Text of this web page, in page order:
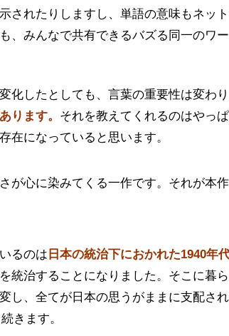
されたりしますし、単語の意味もネッ
、みんなで共有できるバズる同一のワ
化したとしても、言葉の重要性は変わり
ります。 それを教えてくれるのはやっ
在になっていると思います。
が心に染みてくる一作です。それが本作
るのは 日本の統治下におかれた1940年
統治することになりました。そこに暮
し、全てが日本の思うがままに支配さ
きます。